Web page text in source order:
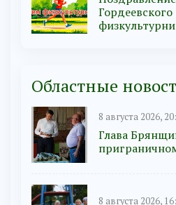
Областные
8 августа 2026,
Глава
8 августа 2026,